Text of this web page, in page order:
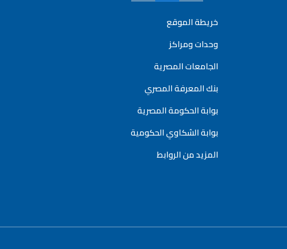
خريطة الموقع
وحدات ومراكز
الجامعات المصرية
بنك المعرفة المصري
بوابة الحكومة المصرية
بوابة الشكاوي الحكومية
المزيد من الروابط